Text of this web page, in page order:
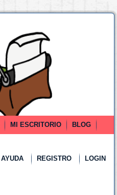
MI ESCRITORIO
BLOG
AYUDA REGISTRO LOGIN